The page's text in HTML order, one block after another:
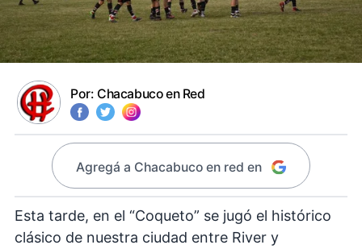
Por: Chacabuco en Red
Agregá a Chacabuco en red en
Esta tarde, en el “Coqueto” se jugó el histórico
clásico de nuestra ciudad entre River y